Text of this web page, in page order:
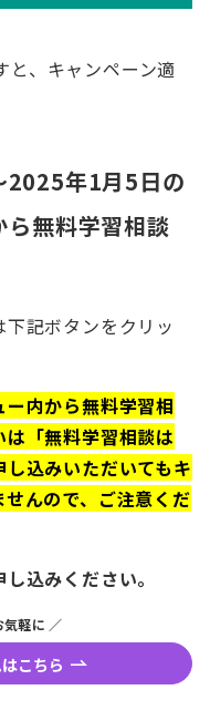
と、キャンペーン適
年1月5日の
無料学習相談
記ボタンをクリッ
内から無料学習相
「無料学習相談は
込みいただいてもキ
んので、ご注意くだ
込みください。
気軽に ／
こちら